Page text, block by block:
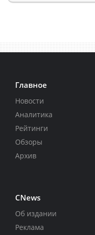
Главное
Новости
Аналитика
Рейтинги
Обзоры
Архив
CNews
Об издании
Реклама